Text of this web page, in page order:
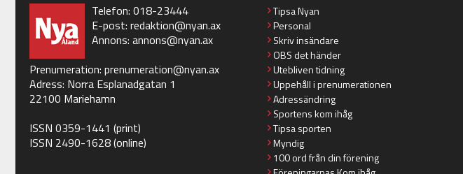
Telefon: 018-23444
E-post: redaktion@nyan.ax
Annons: annons@nyan.ax
Prenumeration: prenumeration@nyan.ax
Adress: Norra Esplanadgatan 1
22100 Mariehamn
ISSN 0359-1441 (print)
ISSN 2490-1628 (online)
Tipsa Nyan
Personal
Skriv insändare
OBS det händer
Utebliven tidning
Uppehåll i prenumerationen
Adressändring
Sportens kom ihåg
Tipsa sporten
Myndig
100 ord från din förening